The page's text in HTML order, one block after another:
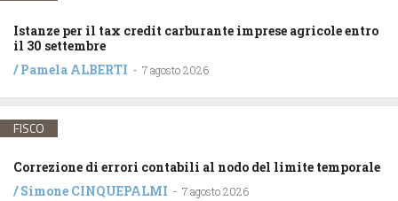
Istanze per il tax credit carburante imprese agricole entro
il 30 settembre
/Pamela ALBERTI - 7 agosto 2026
FISCO
Correzione di errori contabili al nodo del limite temporale
/Simone CINQUEPALMI - 7 agosto 2026